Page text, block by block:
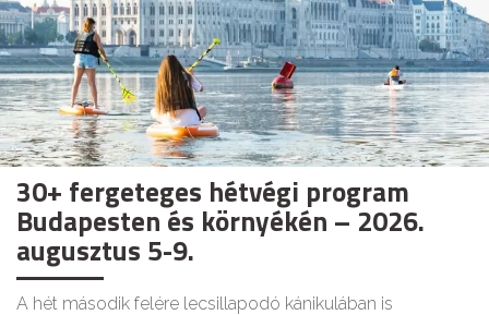
30+ fergeteges hétvégi program
Budapesten és környékén – 2026.
augusztus 5-9.
A hét második felére lecsillapodó kánikulában is